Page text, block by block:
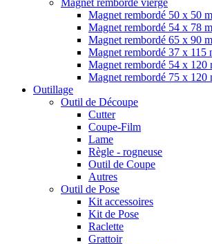
Magnet rembordé vierge
Magnet rembordé 50 x 50
Magnet rembordé 54 x 78
Magnet rembordé 65 x 90
Magnet rembordé 37 x 115
Magnet rembordé 54 x 120
Magnet rembordé 75 x 120
Outillage
Outil de Découpe
Cutter
Coupe-Film
Lame
Règle - rogneuse
Outil de Coupe
Autres
Outil de Pose
Kit accessoires
Kit de Pose
Raclette
Grattoir